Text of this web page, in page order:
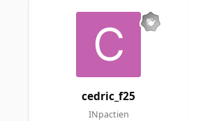
cedric_f25
INpactien